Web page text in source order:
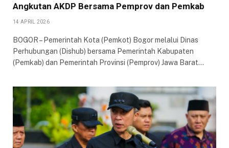
Angkutan AKDP Bersama Pemprov dan Pemkab
14 APRIL 2026
BOGOR – Pemerintah Kota (Pemkot) Bogor melalui Dinas
Perhubungan (Dishub) bersama Pemerintah Kabupaten
(Pemkab) dan Pemerintah Provinsi (Pemprov) Jawa Barat…